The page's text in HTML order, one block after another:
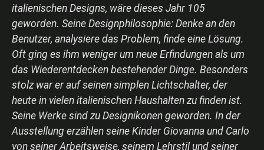
italienischen Designs, wäre dieses Jahr 105
geworden. Seine Designphilosophie: Denke an den
Benutzer, analysiere das Problem, finde eine Lösung.
Oft ging es ihm weniger um neue Erfindungen als um
das Wiederentdecken bestehender Dinge. Besonders
stolz war er auf seinen simplen Lichtschalter, der
heute in vielen italienischen Haushalten zu finden ist.
Seine Werke sind zu Designikonen geworden. In der
Ausstellung erzählen seine Kinder Giovanna und Carlo
von seiner Arbeitsweise, seinem Lehrstil und seiner